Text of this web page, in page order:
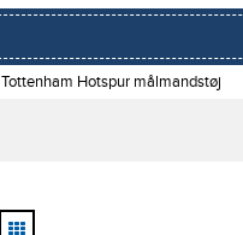
Tottenham Hotspur målmandstøj